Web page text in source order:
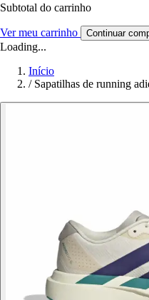
Subtotal do carrinho
Ver meu carrinho Continuar
Loading...
Início
/ Sapatilhas de running